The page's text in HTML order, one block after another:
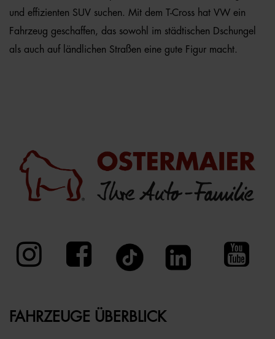
und effizienten SUV suchen. Mit dem T-Cross hat VW ein
Fahrzeug geschaffen, das sowohl im städtischen Dschungel
als auch auf ländlichen Straßen eine gute Figur macht.
FAHRZEUGE ÜBERBLICK